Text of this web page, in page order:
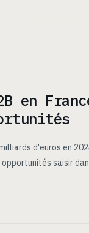
en
d'euros en
saisir